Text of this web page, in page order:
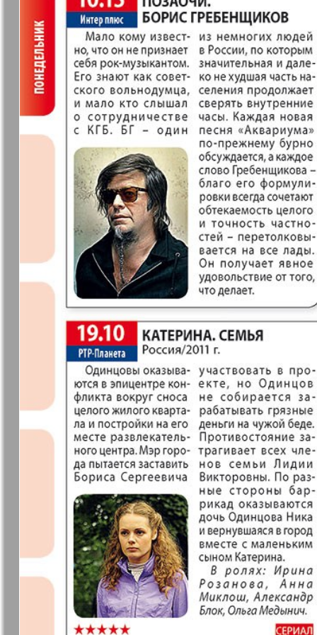
30
3
7
13 14
19 20
25 26
31 32
37
43 44
49 50
55 56
61 62
МК-Германия
планета мнений
МК-
Новые Земляки nord.Aktuell
Panorama-mir Партнер
Русский вояж
Архив необновляющихся на сайте изданий
7плюс7я
Анонс Антенна
Афиша Augsburg Бизнес
Ваша газета Версия
Вечное
сокровище
Восточная
Германия